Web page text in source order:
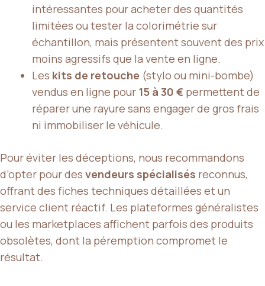
intéressantes pour acheter des quantités
limitées ou tester la colorimétrie sur
échantillon, mais présentent souvent des prix
moins agressifs que la vente en ligne.
Les kits de retouche (stylo ou mini-bombe)
vendus en ligne pour 15 à 30 € permettent de
réparer une rayure sans engager de gros frais
ni immobiliser le véhicule.
Pour éviter les déceptions, nous recommandons
d’opter pour des vendeurs spécialisés reconnus,
offrant des fiches techniques détaillées et un
service client réactif. Les plateformes généralistes
ou les marketplaces affichent parfois des produits
obsolètes, dont la péremption compromet le
résultat.